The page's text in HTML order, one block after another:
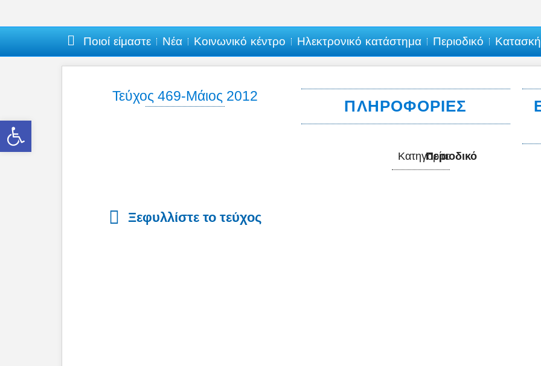
Ποιοί είμαστε Νέα Κοινωνικό κέντρο Ηλεκτρονικό κατάστημα Περιοδικό
Τεύχος 469-Μάιος 2012
Ξεφυλλίστε το τεύχος
ΠΛΗΡΟΦΟΡΊΕΣ
Κατηγορία:Περιοδικό
Ανοίξτε τη γραμμή εργαλείων